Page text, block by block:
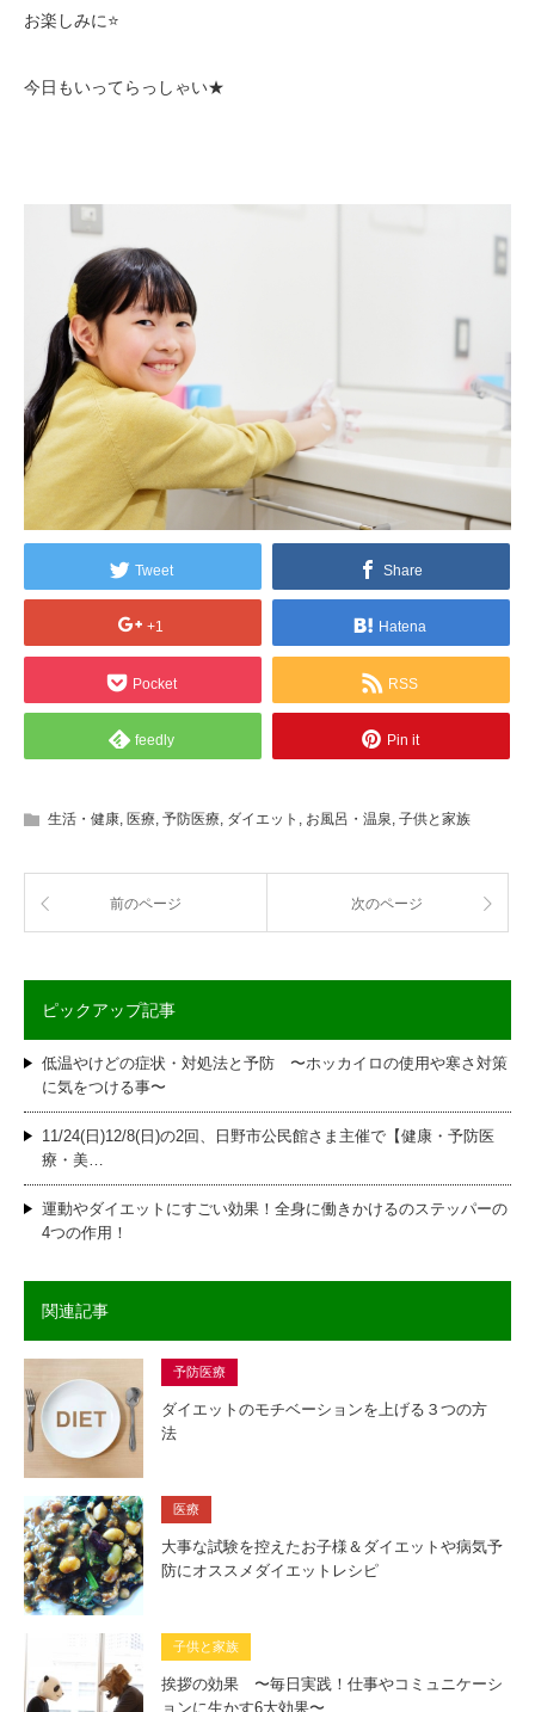
お楽しみに⭐️
今日もいってらっしゃい★
Tweet Share
+1 Hatena
Pocket RSS
feedly Pin it
生活・健康 医療 予防医療 ダイエット お風呂・温泉 子供と家族
前のページ 次のページ
ピックアップ記事
低温やけどの症状・対処法と予防 〜ホッカイロの使用や寒さ対策
に気をつける事〜
11/24(日)12/8(日)の2回、日野市公民館さま主催で【健康・予防医
療・美…
運動やダイエットにすごい効果！全身に働きかけるのステッパーの
4つの作用！
関連記事
予防医療
ダイエットのモチベーションを上げる３つの方
法
医療
大事な試験を控えたお子様＆ダイエットや病気予
防にオススメダイエットレシピ
子供と家族
挨拶の効果 〜毎日実践！仕事やコミュニケーシ
ョンに生かす6大効果〜